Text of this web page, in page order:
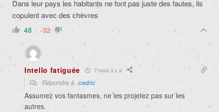
Dans leur pays les habitants ne font pas juste des fautes, ils
copulent avec des chèvres
48 -32
Intello fatiguée 7 mois il y a
Répondre à cedric
Assumez vos fantasmes, ne les projetez pas sur les
autres.